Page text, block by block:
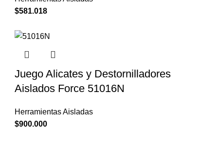
$581.018
Juego Alicates y Destornilladores
Aislados Force 51016N
Herramientas Aisladas
$900.000